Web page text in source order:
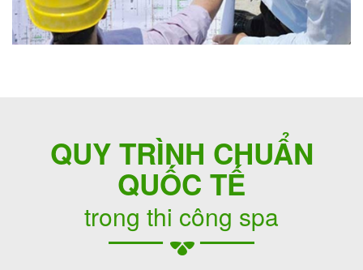
QUY TRÌNH CHUẨN
QUỐC TẾ
trong thi công spa